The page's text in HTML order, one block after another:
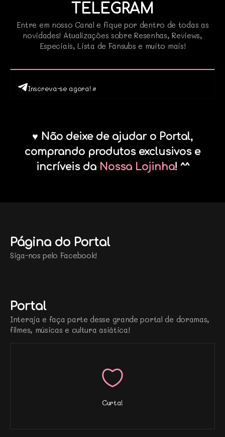
TELEGRAM
Entre em nosso Canal e fique por dentro de todas as
novidades! Atualizações sobre Resenhas, Reviews,
Especiais, Lista de Fansubs e muito mais!
Inscreva-se agora! •
♥ Não deixe de ajudar o Portal,
comprando produtos exclusivos e
incríveis da Nossa Lojinha! ^^
Página do Portal
Siga-nos pelo Facebook!
Portal
Interaja e faça parte desse grande portal de doramas,
filmes, músicas e cultura asiática!
Curta!